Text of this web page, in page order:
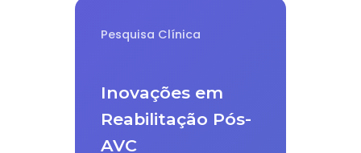
Pesquisa Clínica
Inovações em
Reabilitação Pós-
AVC